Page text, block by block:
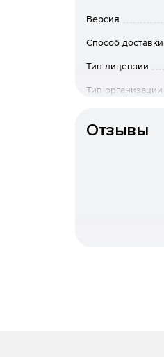
Полный
21
Удобный
Версия
Способ доставки
Тип лицензии
Тип организации
Отзывы